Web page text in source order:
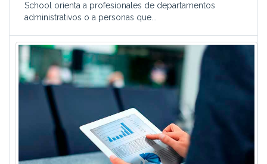
School orienta a profesionales de departamentos
administrativos o a personas que...